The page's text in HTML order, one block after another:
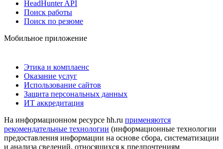
HeadHunter API
Поиск работы
Поиск по резюме
Мобильное приложение
Этика и комплаенс
Оказание услуг
Использование сайтов
Защита персональных данных
ИТ аккредитация
На информационном ресурсе hh.ru применяются
рекомендательные технологии (информационные технологии
предоставления информации на основе сбора, систематизации
и анализа сведений, относящихся к предпочтениям